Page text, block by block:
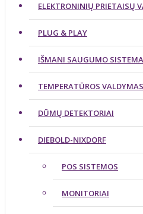
ELEKTRONINIŲ PRIETAISŲ
PLUG & PLAY
IŠMANI SAUGUMO SISTEMA
TEMPERATŪROS VALDYMAS
DŪMŲ DETEKTORIAI
DIEBOLD-NIXDORF
POS SISTEMOS
MONITORIAI